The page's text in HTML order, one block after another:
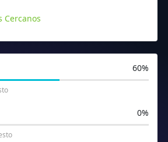
Cercanos
60%
0%